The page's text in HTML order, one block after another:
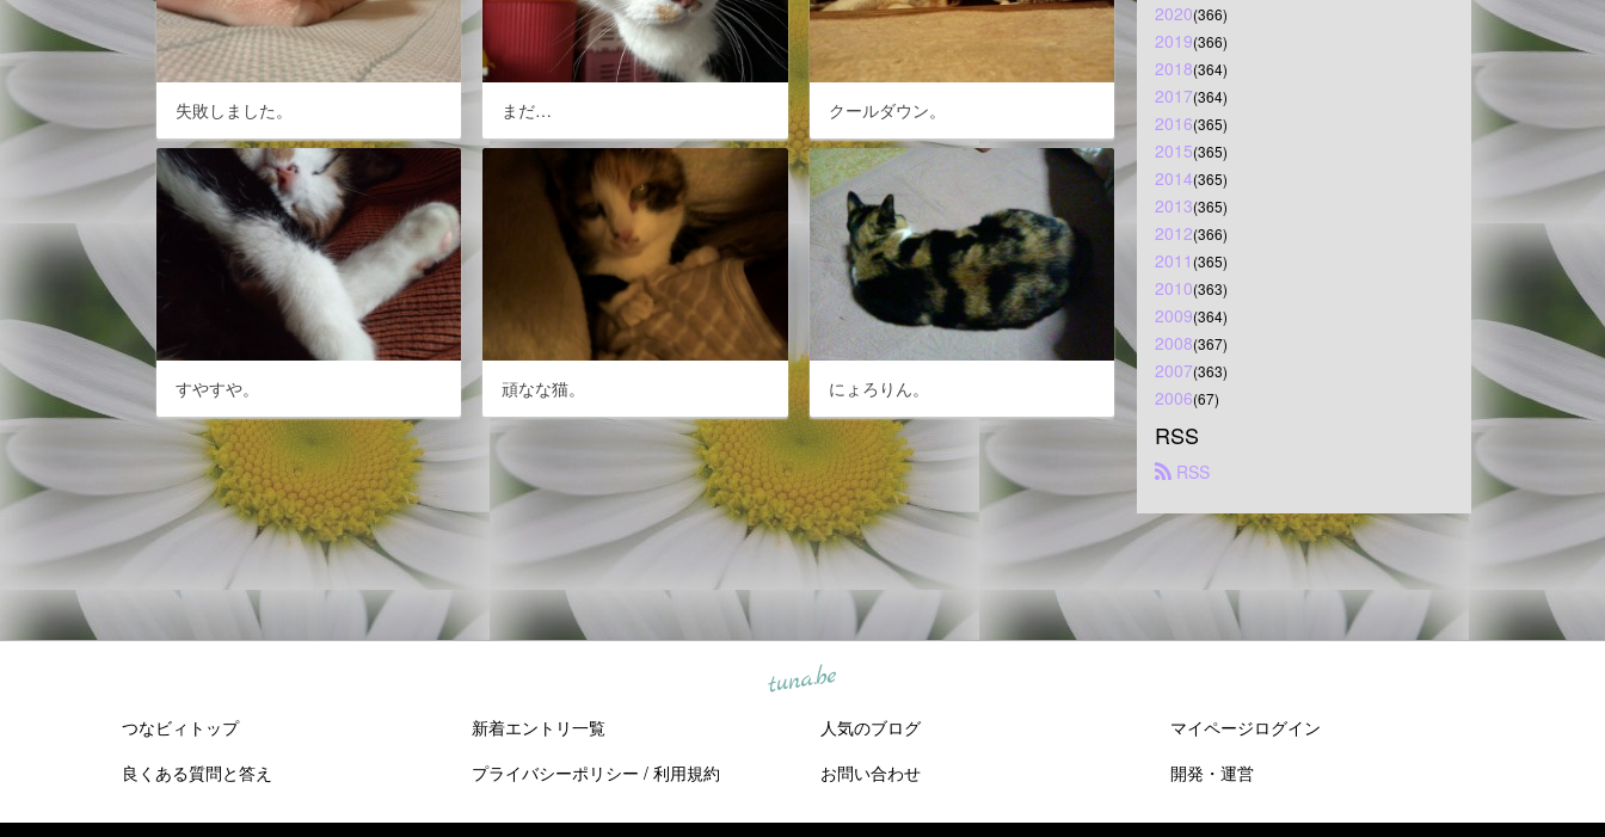
失敗しました。 まだ… クールダウン。
すやすや。 頑なな猫。 にょろりん。
2020(366)
2019(366)
2018(364)
2017(364)
2016(365)
2015(365)
2014(365)
2013(365)
2012(366)
2011 (365)
2010(363)
2009(364)
2008(367)
2007(363)
2006(67)
RSS
RSS
tuna.be
つなビィトップ 新着エントリ一覧 人気のブログ
マイページログイン
良くある質問と答え
プライバシーポリシー / 利用規約 お問い合わせ 開発・運営